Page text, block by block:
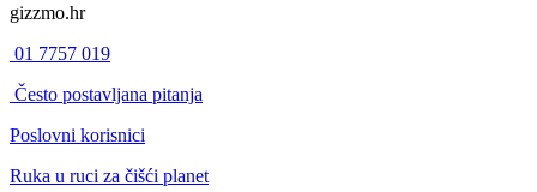
gizzmo.hr
01 7757 019
Često postavljana pitanja
Poslovni korisnici
Ruka u ruci za čišći planet